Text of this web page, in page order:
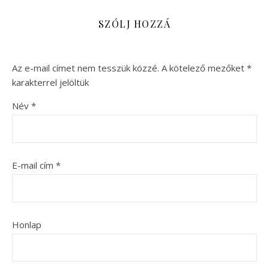
SZÓLJ HOZZÁ
Az e-mail címet nem tesszük közzé. A kötelező mezőket *
karakterrel jelöltük
Név *
E-mail cím *
Honlap